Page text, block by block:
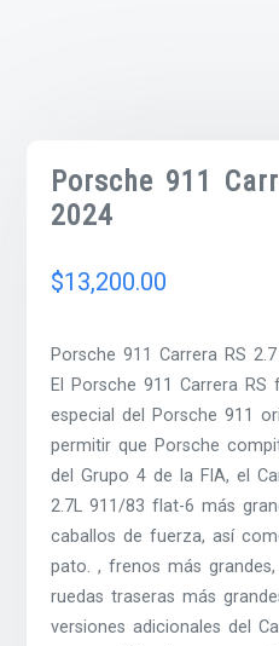
Porsche 911
2024
$13,200.00
Porsche 911 Carrera RS 2.7
El Porsche 911 Carrera
especial del Porsche 911
permitir que Porsche
del Grupo 4 de la FIA, el
2.7L 911/83 flat-6 más
caballos de fuerza, así
pato. , frenos más
ruedas traseras más
versiones adicionales del